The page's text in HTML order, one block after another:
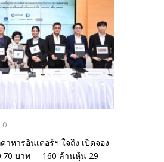
0
าหารอินเตอร์ฯ ใจถึง เปิดจอง
บาท 160 ล้านหุ้น 29 –